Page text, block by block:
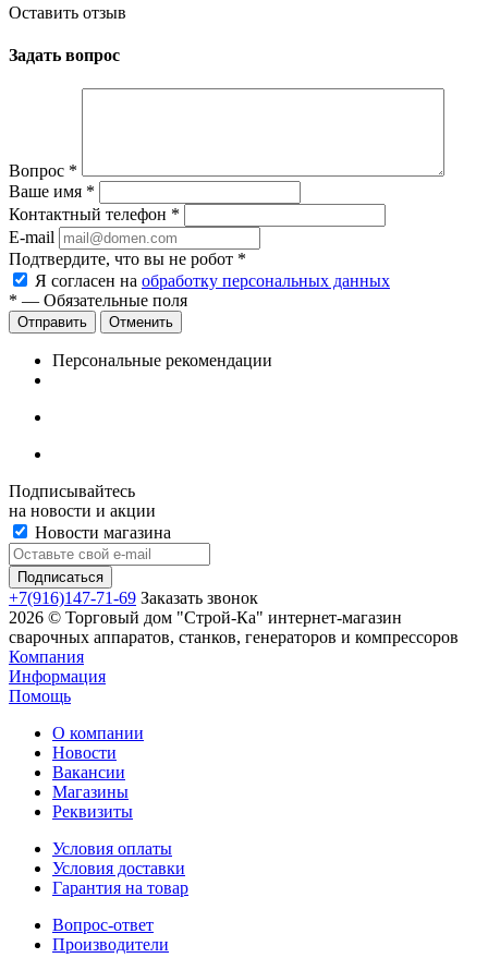
Оставить отзыв
Задать вопрос
Вопрос *
Ваше имя *
Контактный телефон *
E-mail
Подтвердите, что вы не робот *
Я согласен на обработку персональных данных
* — Обязательные поля
Отменить
Персональные рекомендации
Подписывайтесь
на новости и акции
Новости магазина
+7(916)147-71-69 Заказать звонок
2026 © Торговый дом "Строй-Ка" интернет-магазин
сварочных аппаратов, станков, генераторов и компрессоров
Компания
Информация
Помощь
О компании
Новости
Вакансии
Магазины
Реквизиты
Условия оплаты
Условия доставки
Гарантия на товар
Вопрос-ответ
Производители